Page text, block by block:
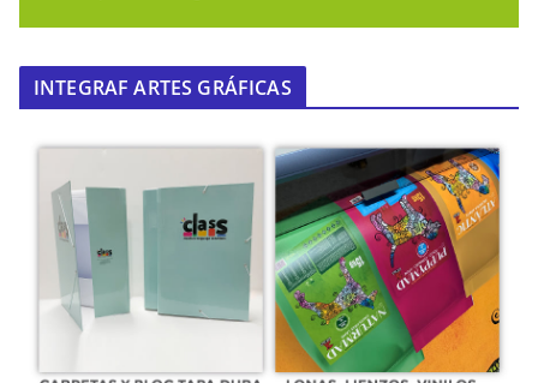
INTEGRAF ARTES GRÁFICAS